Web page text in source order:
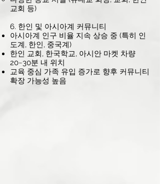
교회 등)
6. 한인 및 아시아계 커뮤니티
아시아계 인구 비율 지속 상승 중 (특히 인
도계, 한인, 중국계)
한인 교회, 한국학교, 아시안 마켓 차량
20~30분 내 위치
교육 중심 가족 유입 증가로 향후 커뮤니티
확장 가능성 높음